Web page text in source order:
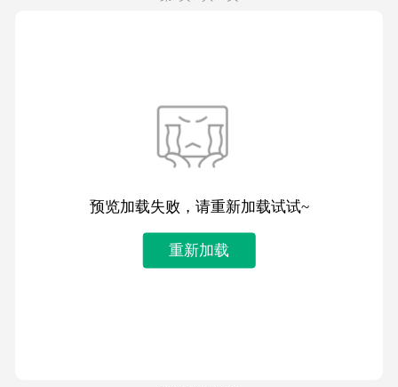
预览加载失败，请重新加载试试~
重新加载